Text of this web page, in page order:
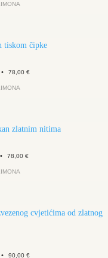
• 78,00 €
• 78,00 €
• 90,00 €